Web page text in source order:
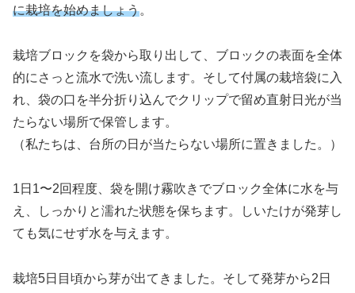
に栽培を始めましょう。
栽培ブロックを袋から取り出して、ブロックの表面を全体
的にさっと流水で洗い流します。そして付属の栽培袋に入
れ、袋の口を半分折り込んでクリップで留め直射日光が当
たらない場所で保管します。
（私たちは、台所の日が当たらない場所に置きました。）
1日1〜2回程度、袋を開け霧吹きでブロック全体に水を与
え、しっかりと濡れた状態を保ちます。しいたけが発芽し
ても気にせず水を与えます。
栽培5日目頃から芽が出てきました。そして発芽から2日